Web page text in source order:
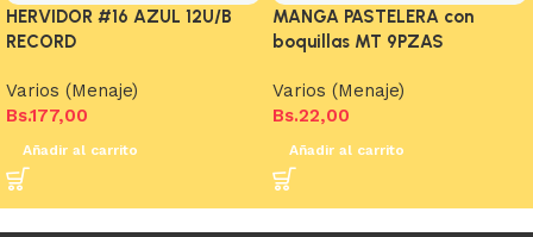
HERVIDOR #16 AZUL 12U/B
RECORD
Varios (Menaje)
Bs.177,00
Añadir al carrito
MANGA PASTELERA con
boquillas MT 9PZAS
Varios (Menaje)
Bs.22,00
Añadir al carrito